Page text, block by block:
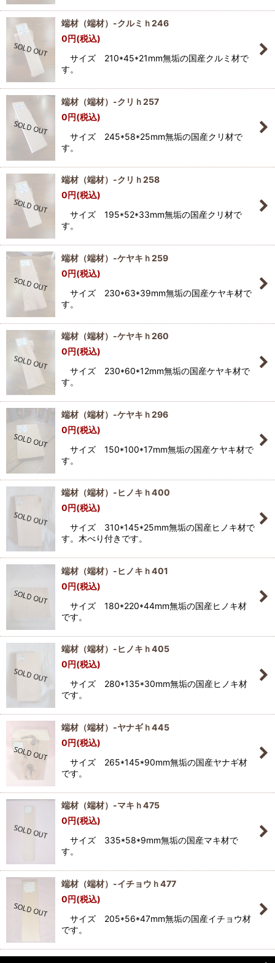
端材（端材）-クルミｈ246
0円(税込)
サイズ 210*45*21mm無垢の国産クルミ材で
す。
端材（端材）-クリｈ257
0円(税込)
サイズ 245*58*25mm無垢の国産クリ材で
す。
端材（端材）-クリｈ258
0円(税込)
サイズ 195*52*33mm無垢の国産クリ材で
す。
端材（端材）-ケヤキｈ259
0円(税込)
サイズ 230*63*39mm無垢の国産ケヤキ材で
す。
端材（端材）-ケヤキｈ260
0円(税込)
サイズ 230*60*12mm無垢の国産ケヤキ材で
す。
端材（端材）-ケヤキｈ296
0円(税込)
サイズ 150*100*17mm無垢の国産ケヤキ材で
す。
端材（端材）-ヒノキｈ400
0円(税込)
サイズ 310*145*25mm無垢の国産ヒノキ材で
す。木べり付きです。
端材（端材）-ヒノキｈ401
0円(税込)
サイズ 180*220*44mm無垢の国産ヒノキ材
です。
端材（端材）-ヒノキｈ405
0円(税込)
サイズ 280*135*30mm無垢の国産ヒノキ材
です。
端材（端材）-ヤナギｈ445
0円(税込)
サイズ 265*145*90mm無垢の国産ヤナギ材
です。
端材（端材）-マキｈ475
0円(税込)
サイズ 335*58*9mm無垢の国産マキ材で
す。
端材（端材）-イチョウｈ477
0円(税込)
サイズ 205*56*47mm無垢の国産イチョウ材
です。